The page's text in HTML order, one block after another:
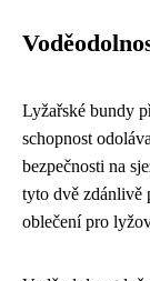
Lyžařské bundy
schopnost
bezpečnosti na
tyto dvě zdánlivě
oblečení pro